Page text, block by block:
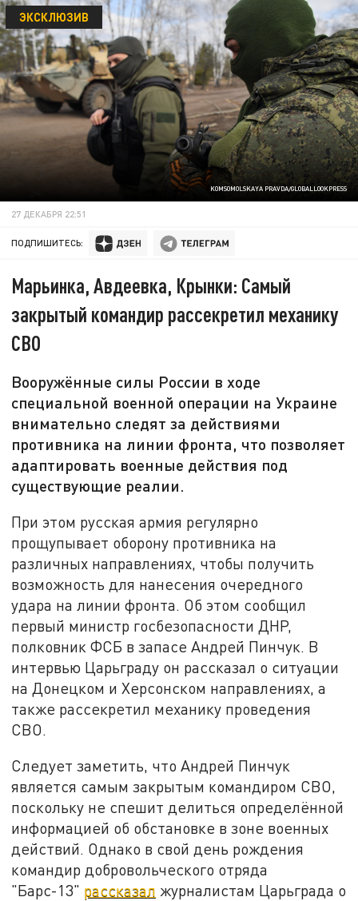
KOMSOMOLSKAYA PRAVDA/GLOBALLOOKPRESS
ЭКСКЛЮЗИВ
27 ДЕКАБРЯ 22:51
ПОДПИШИТЕСЬ:
Марьинка, Авдеевка, Крынки: Самый
закрытый командир рассекретил механику
СВО
Вооружённые силы России в ходе
специальной военной операции на Украине
внимательно следят за действиями
противника на линии фронта, что позволяет
адаптировать военные действия под
существующие реалии.
При этом русская армия регулярно
прощупывает оборону противника на
различных направлениях, чтобы получить
возможность для нанесения очередного
удара на линии фронта. Об этом сообщил
первый министр госбезопасности ДНР,
полковник ФСБ в запасе Андрей Пинчук. В
интервью Царьграду он рассказал о ситуации
на Донецком и Херсонском направлениях, а
также рассекретил механику проведения
СВО.
Следует заметить, что Андрей Пинчук
является самым закрытым командиром СВО,
поскольку не спешит делиться определённой
информацией об обстановке в зоне военных
действий. Однако в свой день рождения
командир добровольческого отряда
"Барс-13" рассказал журналистам Царьграда о